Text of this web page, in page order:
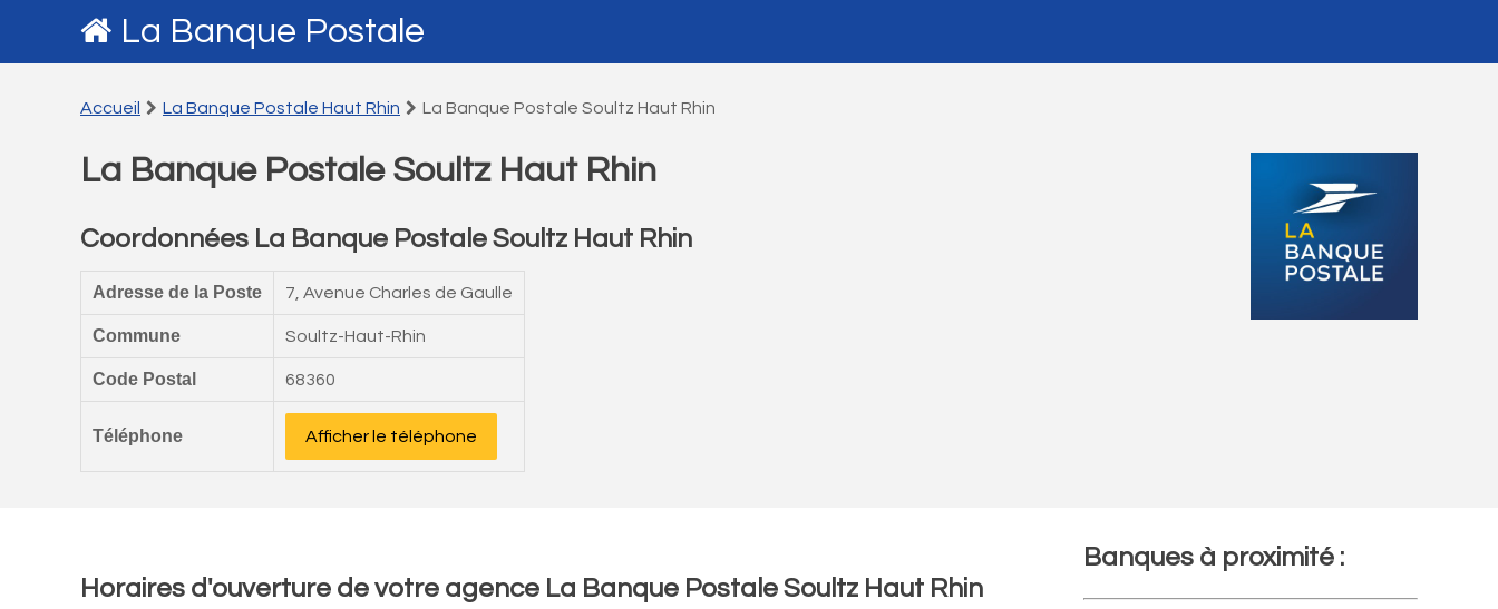
La Banque Postale
Accueil La Banque Postale Haut Rhin La Banque Postale Soultz Haut Rhin
La Banque Postale Soultz Haut Rhin
Coordonnées La Banque Postale Soultz Haut Rhin
Adresse de la Poste 7, Avenue Charles de Gaulle
Commune Soultz-Haut-Rhin
Code Postal 68360
Téléphone Afficher le téléphone
Horaires d'ouverture de votre agence La Banque Postale Soultz Haut Rhin
Banques à proximité :